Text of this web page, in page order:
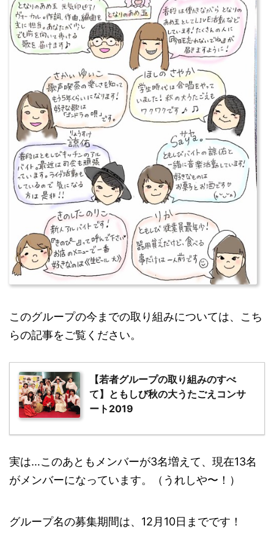
このグループの今までの取り組みについては、こち
らの記事をご覧ください。
【若者グループの取り組みのすべ
て】ともしび秋の大うたごえコンサ
ート2019
実は…このあともメンバーが3名増えて、現在13名
がメンバーになっています。（うれしや〜！）
グループ名の募集期間は、12月10日までです！